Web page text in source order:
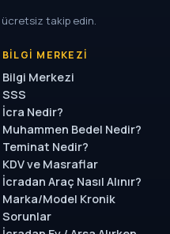
ücretsiz takip edin.
BILGI MERKEZI
Bilgi Merkezi
SSS
İcra Nedir?
Muhammen Bedel Nedir?
Teminat Nedir?
KDV ve Masraflar
İcradan Araç Nasıl Alınır?
Marka/Model Kronik
Sorunlar